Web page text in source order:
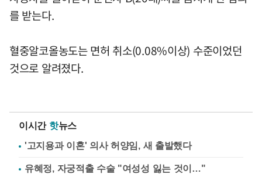
를 받는다.
혈중알코올농도는 면허 취소(0.08%이상) 수준이었던
것으로 알려졌다.
이시간 핫뉴스
'고지용과 이혼' 의사 허양임, 새 출발했다
유혜정, 자궁적출 수술 "여성성 잃는 것이…"